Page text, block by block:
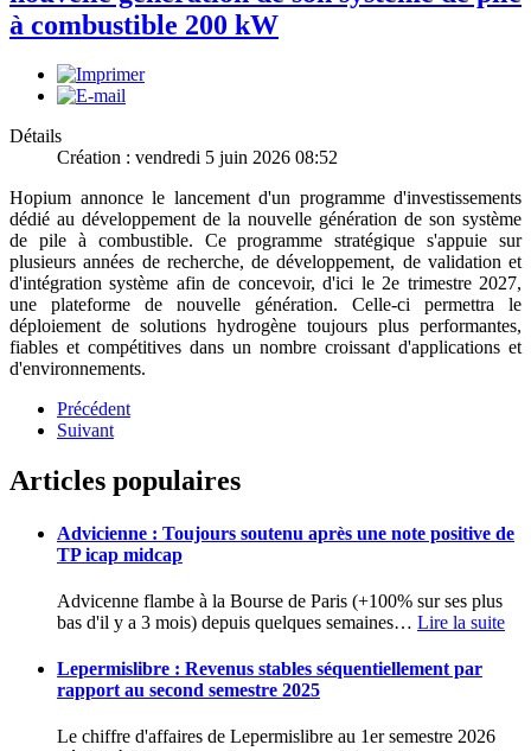
à combustible 200 kW
Détails
Création : vendredi 5 juin 2026 08:52
Hopium annonce le lancement d'un programme d'investissements
dédié au développement de la nouvelle génération de son système
de pile à combustible. Ce programme stratégique s'appuie sur
plusieurs années de recherche, de développement, de validation et
d'intégration système afin de concevoir, d'ici le 2e trimestre 2027,
une plateforme de nouvelle génération. Celle-ci permettra le
déploiement de solutions hydrogène toujours plus performantes,
fiables et compétitives dans un nombre croissant d'applications et
d'environnements.
Précédent
Suivant
Articles populaires
Advicienne : Toujours soutenu après une note positive de
TP icap midcap
Advicenne flambe à la Bourse de Paris (+100% sur ses plus
bas d'il y a 3 mois) depuis quelques semaines… Lire la suite
Lepermislibre : Revenus stables séquentiellement par
rapport au second semestre 2025
Le chiffre d'affaires de Lepermislibre au 1er semestre 2026